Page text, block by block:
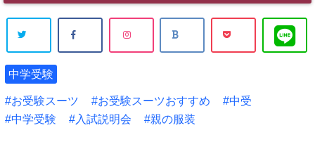
中学受験
お受験スーツ お受験スーツおすすめ
中受
中学受験
入試説明会 親の服装